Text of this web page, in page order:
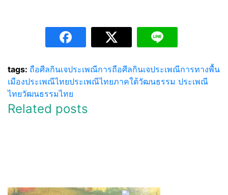
tags: ถือศีลกินเจประเพณีการถือศีลกินเจประเพณีการทางพื้น
เมืองประเพณีไทยประเพณีไทยภาคใต้วัฒนธรรม ประเพณี
ไทยวัฒนธรรมไทย
Related posts